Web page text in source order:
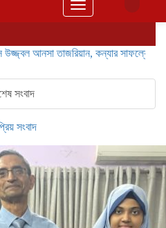
Toggle
navigation
তাজরিয়ান, কন্যার সাফল্যে গর্বিত
সংবাদ
সংবাদ